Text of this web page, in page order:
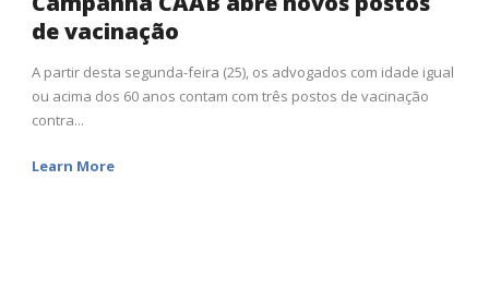
de vacinação
A partir desta segunda-feira (25), os advogados com idade igual
ou acima dos 60 anos contam com três postos de vacinação
contra...
Learn More